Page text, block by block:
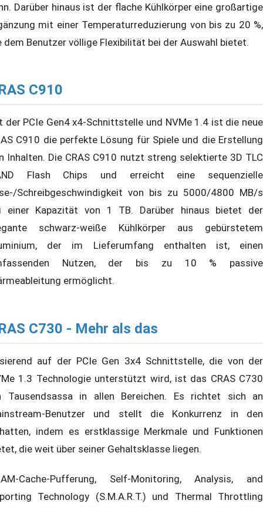
Darüber hinaus ist der flache Kühlkörper eine großartige
mit einer Temperaturreduzierung von bis zu 20 %,
dem Benutzer völlige Flexibilität bei der Auswahl bietet.
C910
der PCIe Gen4 x4-Schnittstelle und NVMe 1.4 ist die neue
C910 die perfekte Lösung für Spiele und die Erstellung
Inhalten. Die CRAS C910 nutzt streng selektierte 3D TLC
Flash Chips und erreicht eine sequenzielle
Schreibgeschwindigkeit von bis zu 5000/4800 MB/s
einer Kapazität von 1 TB. Darüber hinaus bietet der
schwarz-weiße Kühlkörper aus gebürstetem
der im Lieferumfang enthalten ist, einen
Nutzen, der bis zu 10 % passive
ermöglicht.
C730 - Mehr als das
auf der PCIe Gen 3x4 Schnittstelle, die von der
1.3 Technologie unterstützt wird, ist das CRAS C730
Tausendsassa in allen Bereichen. Es richtet sich an
Benutzer und stellt die Konkurrenz in den
indem es erstklassige Merkmale und Funktionen
die weit über seiner Gehaltsklasse liegen.
Cache-Pufferung, Self-Monitoring, Analysis, and
Technology (S.M.A.R.T.) und Thermal Throttling